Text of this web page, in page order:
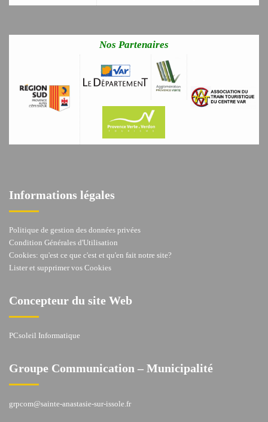
Nos Partenaires
Informations légales
Politique de gestion des données privées
Condition Générales d'Utilisation
Cookies: qu'est ce que c'est et qu'en fait notre site?
Lister et supprimer vos Cookies
Concepteur du site Web
PCsoleil Informatique
Groupe Communication – Municipalité
grpcom@sainte-anastasie-sur-issole.fr